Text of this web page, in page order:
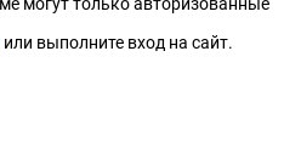
или выполните вход на сайт.